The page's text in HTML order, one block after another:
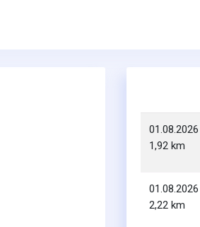
01.08.2026
1,92 km
01.08.2026
2,22 km